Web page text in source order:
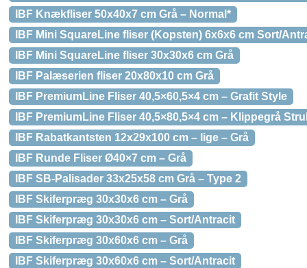
IBF Knækfliser 50x40x7 cm Grå – Normal*
IBF Mini SquareLine fliser (Kopsten) 6x6x6 cm Sort/
IBF Mini SquareLine fliser 30x30x6 cm Grå
IBF Palæserien fliser 20x80x10 cm Grå
IBF PremiumLine Fliser 40,5×60,5×4 cm – Grafit Style
IBF PremiumLine Fliser 40,5×80,5×4 cm – Klippegrå
IBF Rabatkantsten 12x29x100 cm – lige – Grå
IBF Runde Fliser Ø40×7 cm – Grå
IBF SB-Palisader 33x25x58 cm Grå – Type 2
IBF Skiferpræg 30x30x6 cm – Grå
IBF Skiferpræg 30x30x6 cm – Sort/Antracit
IBF Skiferpræg 30x60x6 cm – Grå
IBF Skiferpræg 30x60x6 cm – Sort/Antracit